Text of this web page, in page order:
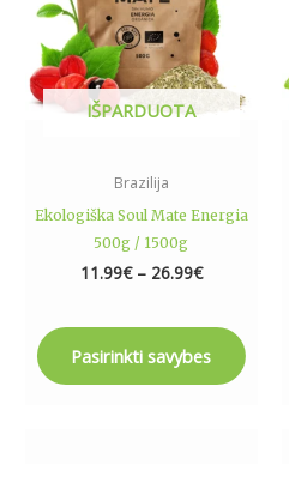
IŠPARDUOTA
Brazilija
Ekologiška Soul Mate Energia
500g / 1500g
11.99€ – 26.99€
Pasirinkti savybes
options
may
be
chosen
product
page